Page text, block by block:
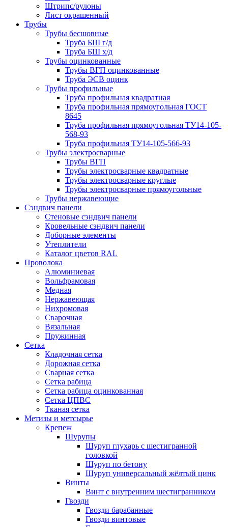
Штрипс/рулоны
Лист окрашенный
Трубы
Трубы бесшовные
Труба БШ г/д
Труба БШ х/д
Трубы оцинкованные
Трубы ВГП оцинкованные
Труба ЭСВ оцинк
Трубы профильные
Труба профильная квадратная
Труба профильная прямоугольная ГОСТ
8645
Труба профильная прямоугольная ТУ14-105-
568-93
Труба профильная ТУ14-105-566-93
Трубы электросварные
Трубы ВГП
Трубы электросварные квадратные
Трубы электросварные круглые
Трубы электросварные прямоугольные
Трубы нержавеющие
Сэндвич панели
Стеновые сэндвич панели
Кровельные сэндвич панели
Доборные элементы
Утеплители
Каталог цветов RAL
Проволока
Алюминиевая
Вольфрамовая
Медная
Нержавеющая
Нихромовая
Сварочная
Вязальная
Пружинная
Сетка
Кладочная сетка
Дорожная сетка
Сварная сетка
Сетка рабица
Сетка рабица оцинкованная
Сетка ЦПВС
Тканая сетка
Метизы и метсырье
Крепеж
Шурупы
Шуруп глухарь с шестигранной
головкой
Шуруп по бетону
Шуруп универсальный жёлтый цинк
Винты
Винт с внутренним шестигранником
Гвозди
Гвозди барабанные
Гвозди винтовые